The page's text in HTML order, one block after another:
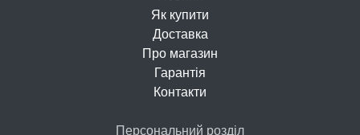
Як купити
Доставка
Про магазин
Гарантія
Контакти
Персональний розділ